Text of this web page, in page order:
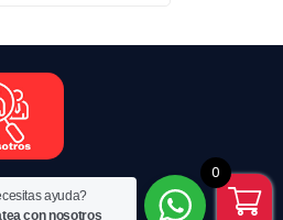
ayuda?
con nosotros
0